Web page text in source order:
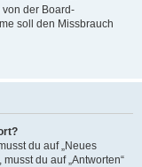
der Board-
soll den Missbrauch
du auf „Neues
du auf „Antworten“